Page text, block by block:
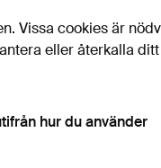
Vissa cookies är
eller återkalla ditt
hur du använder